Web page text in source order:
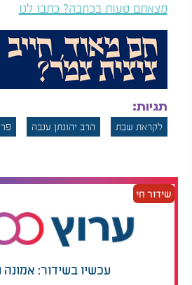
מצאתם טעות בכתבה? כתבו לנו
תגיות:
לקראת שבת הרב יהונתן ענבה
שידור חי
עכשיו בשידור: